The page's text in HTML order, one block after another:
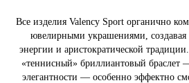
Все изделия Valency Sport органично
ювелирными украшениями, создавая
энергии и аристократической
«теннисный» бриллиантовый браслет
элегантности — особенно эффектно